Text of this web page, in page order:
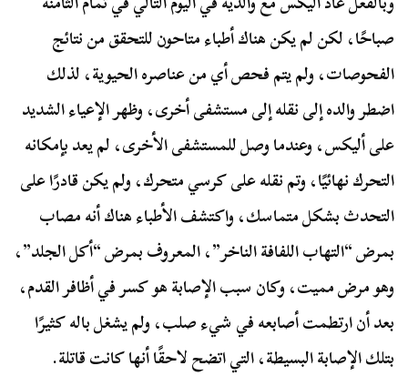
صباحًا، لكن لم يكن هناك أطباء متاحون للتحقق من نتائج
الفحوصات، ولم يتم فحص أي من عناصره الحيوية، لذلك
اضطر والده إلى نقله إلى مستشفى أخرى، وظهر الإعياء الشديد
على أليكس، وعندما وصل للمستشفى الأخرى، لم يعد بإمكانه
التحرك نهائيًا، وتم نقله على كرسي متحرك، ولم يكن قادرًا على
التحدث بشكل متماسك، واكتشف الأطباء هناك أنه مصاب
بمرض “التهاب اللفافة الناخر”، المعروف بمرض “أكل الجلد”،
وهو مرض مميت، وكان سبب الإصابة هو كسر في أظافر القدم،
بعد أن ارتطمت أصابعه في شيء صلب، ولم يشغل باله كثيرًا
بتلك الإصابة البسيطة، التي اتضح لاحقًا أنها كانت قاتلة.